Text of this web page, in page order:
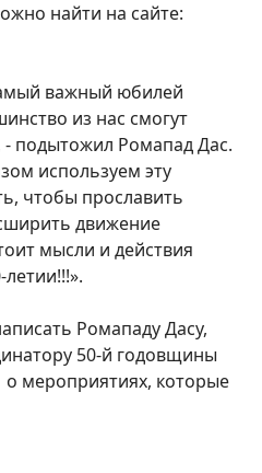
найти на сайте:
важный юбилей
из нас смогут
- подытожил Ромапад Дас.
используем эту
чтобы прославить
движение
мысли и действия
Ромападу Дасу,
50-й годовщины
о мероприятиях, которые